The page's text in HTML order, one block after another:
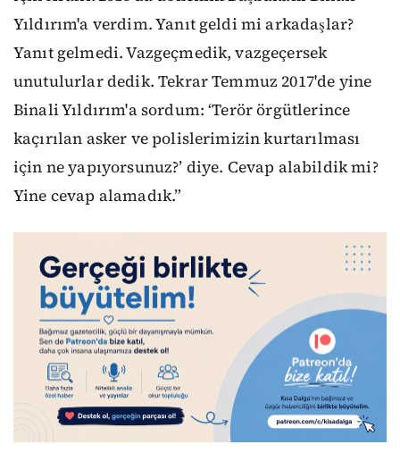
Yıldırım'a verdim. Yanıt geldi mi arkadaşlar?
Yanıt gelmedi. Vazgeçmedik, vazgeçersek
unutulurlar dedik. Tekrar Temmuz 2017'de yine
Binali Yıldırım'a sordum: ‘Terör örgütlerince
kaçırılan asker ve polislerimizin kurtarılması
için ne yapıyorsunuz?’ diye. Cevap alabildik mi?
Yine cevap alamadık.”